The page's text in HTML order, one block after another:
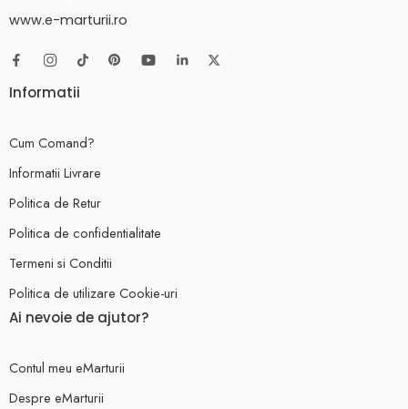
www.e-marturii.ro
Informatii
Cum Comand?
Informatii Livrare
Politica de Retur
Politica de confidentialitate
Termeni si Conditii
Politica de utilizare Cookie-uri
Ai nevoie de ajutor?
Contul meu eMarturii
Despre eMarturii